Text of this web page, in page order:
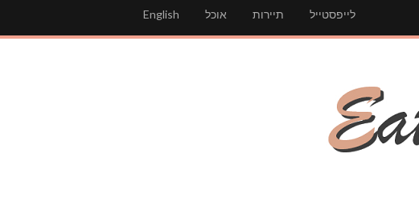
English אוכל תיירות לייפסטייל